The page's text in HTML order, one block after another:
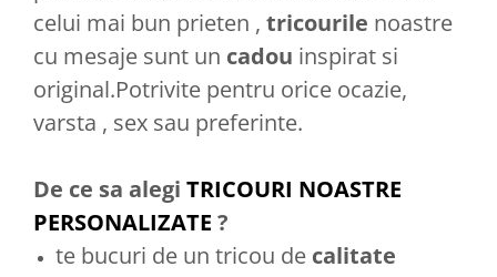
celui mai bun prieten , tricourile noastre
cu mesaje sunt un cadou inspirat si
original.Potrivite pentru orice ocazie,
varsta , sex sau preferinte.
De ce sa alegi TRICOURI NOASTRE
PERSONALIZATE ?
te bucuri de un tricou de calitate